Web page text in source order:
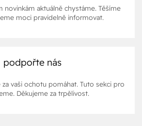
novinkám aktuálně chystáme. Těšíme
moci pravidelně informovat.
podpořte nás
vaši ochotu pomáhat. Tuto sekci pro
Děkujeme za trpělivost.